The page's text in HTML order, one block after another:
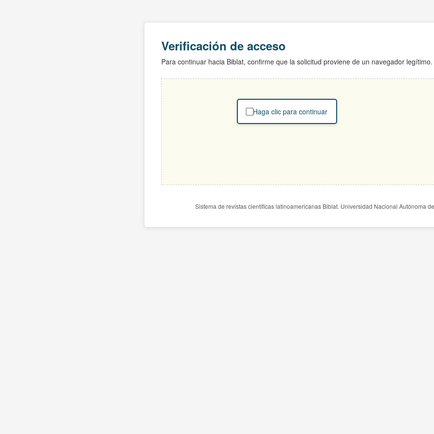
Verificación de acceso
Para continuar hacia Biblat, confirme que la solicitud proviene de un navegador legítimo.
Haga clic para continuar
Sistema de revistas científicas latinoamericanas Biblat. Universidad Nacional Autónoma